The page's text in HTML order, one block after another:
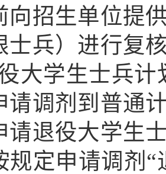
向招生单位提
士兵）进行复
大学生士兵
请调剂到普通
请退役大学生
规定申请调剂